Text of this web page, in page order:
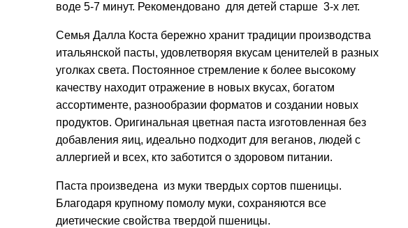
воде 5-7 минут. Рекомендовано для детей старше 3-х лет.
Семья Далла Коста бережно хранит традиции производства
итальянской пасты, удовлетворяя вкусам ценителей в разных
уголках света. Постоянное стремление к более высокому
качеству находит отражение в новых вкусах, богатом
ассортименте, разнообразии форматов и создании новых
продуктов. Оригинальная цветная паста изготовленная без
добавления яиц, идеально подходит для веганов, людей с
аллергией и всех, кто заботится о здоровом питании.
Паста произведена из муки твердых сортов пшеницы.
Благодаря крупному помолу муки, сохраняются все
диетические свойства твердой пшеницы.